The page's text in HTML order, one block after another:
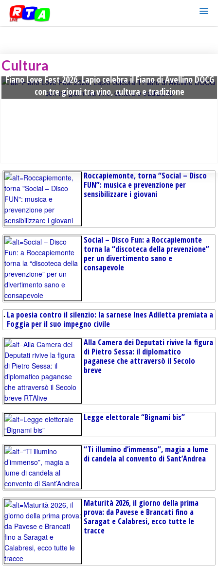
Cultura
Fiano Love Fest 2026, Lapio celebra il Fiano di Avellino DOCG
con tre giorni tra vino, cultura e tradizione
Roccapiemonte, torna “Social – Disco
FUN”: musica e prevenzione per
sensibilizzare i giovani
Social – Disco Fun: a Roccapiemonte
torna la “discoteca della prevenzione”
per un divertimento sano e
consapevole
La poesia contro il silenzio: la sarnese Ines Adiletta premiata a
Foggia per il suo impegno civile
Alla Camera dei Deputati rivive la figura
di Pietro Sessa: il diplomatico
paganese che attraversò il Secolo
breve
Legge elettorale “Bignami bis”
“Ti illumino d’immenso”, magia a lume
di candela al convento di Sant’Andrea
Maturità 2026, il giorno della prima
prova: da Pavese e Brancati fino a
Saragat e Calabresi, ecco tutte le
tracce